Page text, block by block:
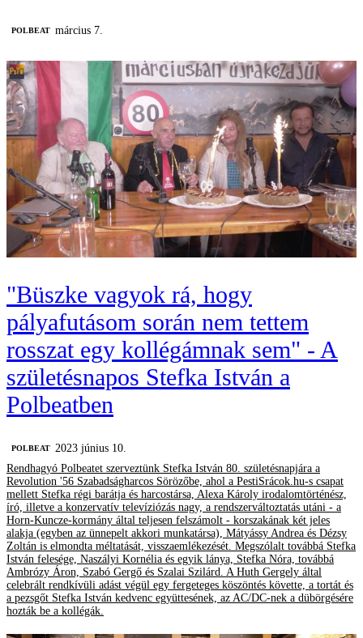
‎POLBEAT március 7.
"Büszke vagyok rá, hogy
pályafutásom során nem tettem
rosszat egy kollégámnak sem" - A
születésnapos Stefka István a
Polbeatben
‎POLBEAT
2023 június 10.
Rendhagyó Polbeatet szerveztünk Stefka István 80. születésnapjára a
Revolution '56 Szabadságharcos Sörözőbe, ahol a PestiSrácok.hu-s csapat
mellett Stefka régi barátja és harcostársa, Alexa Károly irodalomtörténész,
író, illetve a konzervatív televíziózás nagy, a rendszerváltoztatás utáni - a
Horn-Kuncze-kormány által teljesen felszámolt - korszakának két jeles
alakja (egyben az ünnepelt akkori munkatársa), Mátyássy Andrea és Dézsy
Zoltán is elmondta méltatását, visszaemlékezését. Megszólalt továbbá Stefka
István felesége, Naszályi Kornélia és egyik lánya, Stefka Nóra, továbbá
Ambrózy Áron, Szabó Gergő és Szalai Szilárd. A Huth Gergely által
celebrált rendkívüli adást végül egy fergeteges köszöntés követte, a tortát és
a pezsgőt Stefka István kedvenc együttesének, az AC/DC-nek a dübörgésére
hozták be a kollégák.